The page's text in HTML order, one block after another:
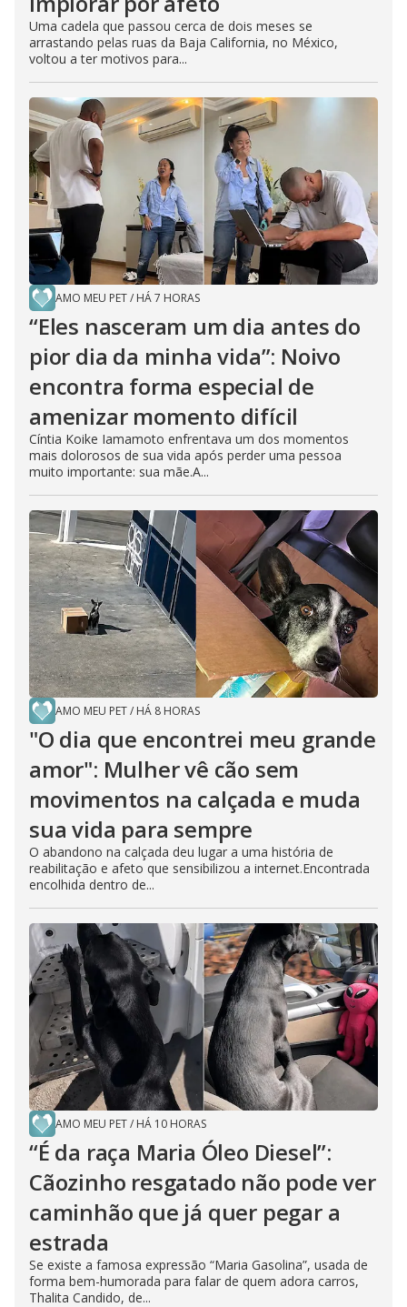
Uma cadela que passou cerca de dois meses se
arrastando pelas ruas da Baja California, no México,
voltou a ter motivos para...
AMO MEU PET/ HÁ 7 HORAS
“Eles nasceram um dia antes do
pior dia da minha vida”: Noivo
encontra forma especial de
amenizar momento difícil
Cíntia Koike Iamamoto enfrentava um dos momentos
mais dolorosos de sua vida após perder uma pessoa
muito importante: sua mãe.A...
AMO MEU PET/ HÁ 8 HORAS
"O dia que encontrei meu grande
amor": Mulher vê cão sem
movimentos na calçada e muda
sua vida para sempre
O abandono na calçada deu lugar a uma história de
reabilitação e afeto que sensibilizou a internet.Encontrada
encolhida dentro de...
AMO MEU PET/ HÁ 10 HORAS
“É da raça Maria Óleo Diesel”:
Cãozinho resgatado não pode ver
caminhão que já quer pegar a
estrada
Se existe a famosa expressão “Maria Gasolina”, usada de
forma bem-humorada para falar de quem adora carros,
Thalita Candido, de...